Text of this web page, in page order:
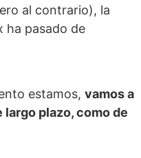
al contrario), la
ha pasado de
estamos, vamos a
plazo, como de